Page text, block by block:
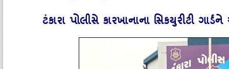
ટંકારા પોલીસે કારખાનાના સિકયુરીટી